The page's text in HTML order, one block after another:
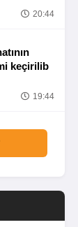
20:44
keçirilib
19:44